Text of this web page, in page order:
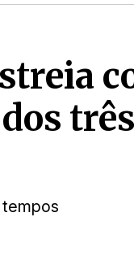
três